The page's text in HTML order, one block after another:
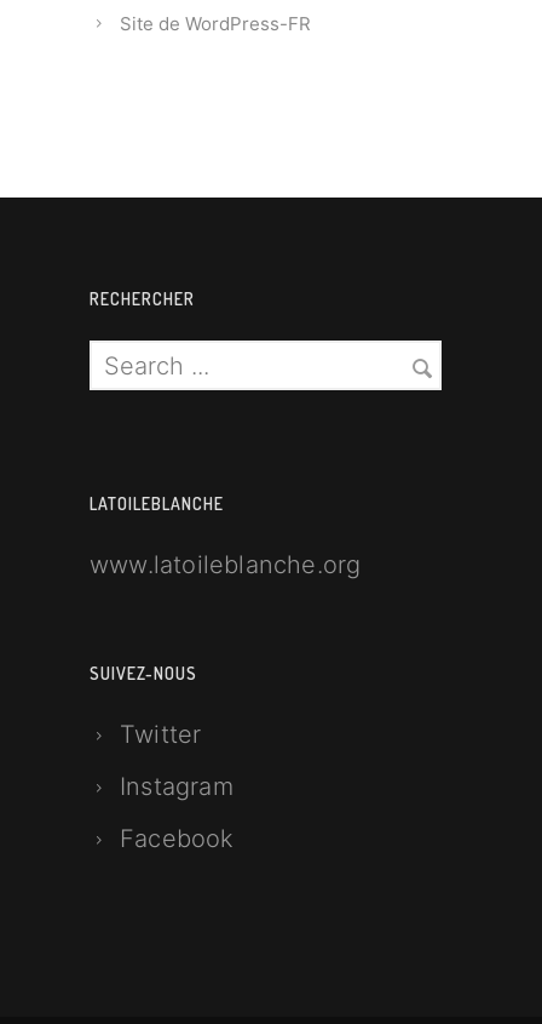
Site de WordPress-FR
RECHERCHER
LATOILEBLANCHE
www.latoileblanche.org
SUIVEZ-NOUS
Twitter
Instagram
Facebook